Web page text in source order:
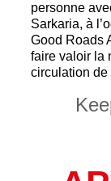
personne
Sarkaria, à
Good Roads
faire valoir la
circulation de